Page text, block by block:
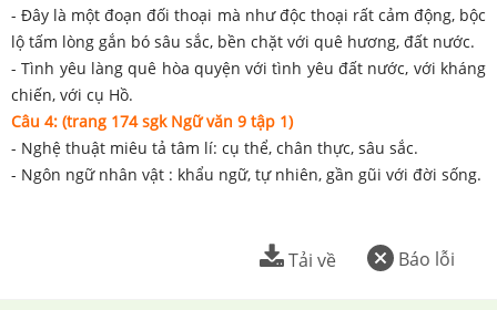
- Đây là một đoạn đối thoại mà như độc thoại rất cảm động, bộc
lộ tấm lòng gắn bó sâu sắc, bền chặt với quê hương, đất nước.
- Tình yêu làng quê hòa quyện với tình yêu đất nước, với kháng
chiến, với cụ Hồ.
Câu 4: (trang 174 sgk Ngữ văn 9 tập 1)
- Nghệ thuật miêu tả tâm lí: cụ thể, chân thực, sâu sắc.
- Ngôn ngữ nhân vật : khẩu ngữ, tự nhiên, gần gũi với đời sống.
Báo lỗi
Tải về